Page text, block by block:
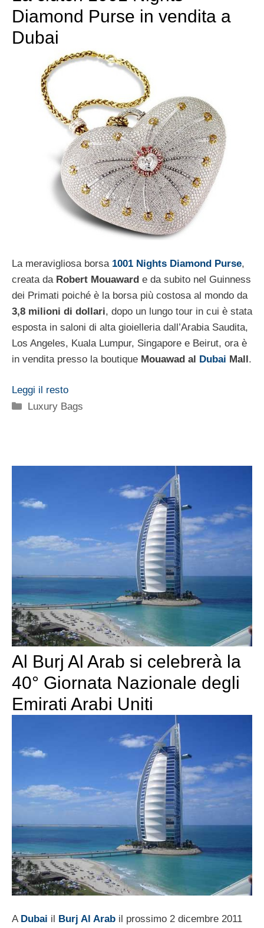
Diamond Purse in vendita a
Dubai
La meravigliosa borsa 1001 Nights Diamond Purse,
creata da Robert Mouaward e da subito nel Guinness
dei Primati poiché è la borsa più costosa al mondo da
3,8 milioni di dollari, dopo un lungo tour in cui è stata
esposta in saloni di alta gioielleria dall’Arabia Saudita,
Los Angeles, Kuala Lumpur, Singapore e Beirut, ora è
in vendita presso la boutique Mouawad al Dubai Mall.
Leggi il resto
Categorie
Luxury Bags
Al Burj Al Arab si celebrerà la
40° Giornata Nazionale degli
Emirati Arabi Uniti
A Dubai il Burj Al Arab il prossimo 2 dicembre 2011